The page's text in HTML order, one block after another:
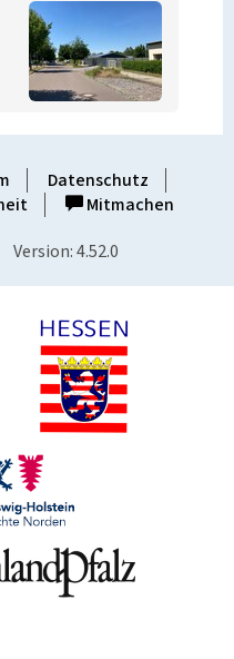
Datenschutz
Mitmachen
Version: 4.52.0